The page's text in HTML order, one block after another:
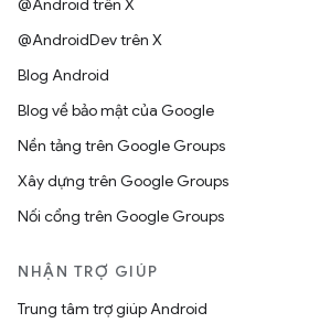
@Android trên X
@AndroidDev trên X
Blog Android
Blog về bảo mật của Google
Nền tảng trên Google Groups
Xây dựng trên Google Groups
Nối cổng trên Google Groups
NHẬN TRỢ GIÚP
Trung tâm trợ giúp Android